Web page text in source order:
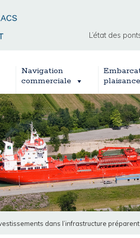
L’état des
Navigation
commerciale
plaisance
dans l’infrastructure